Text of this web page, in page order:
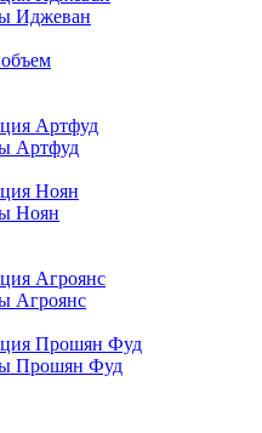
Иджеван
Артфуд
Артфуд
Ноян
Ноян
Агроянс
Агроянс
Прошян Фуд
Прошян Фуд